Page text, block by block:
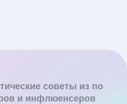
советы из по
и инфлюенсеров